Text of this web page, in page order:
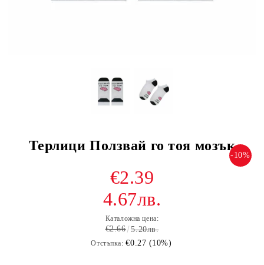
Терлици Ползвай го тоя мозък
-10%
€2.39
4.67лв.
Каталожна цена:
€2.66 5.20лв.
Отстъпка: €0.27 (10%)